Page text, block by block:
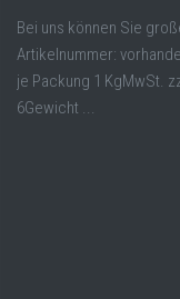
Bei uns können Sie
Artikelnummer:
je Packung 1 KgMwSt.
6Gewicht ...